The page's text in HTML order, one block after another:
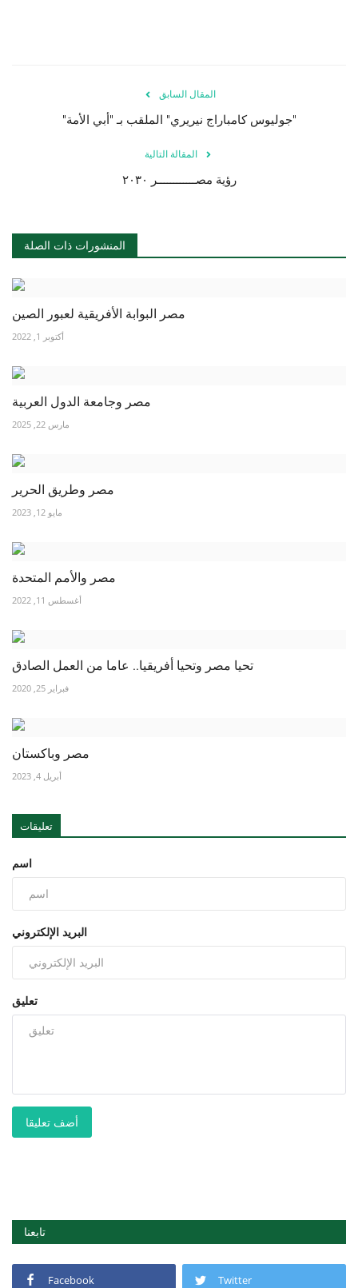
المقال السابق
"جوليوس كامباراج نيريري" الملقب بـ "أبي الأمة"
المقالة التالية
رؤية مصــــــــــــر ٢٠٣٠
المنشورات ذات الصلة
مصر البوابة الأفريقية لعبور الصين
أكتوبر 1, 2022
مصر وجامعة الدول العربية
مارس 22, 2025
مصر وطريق الحرير
مايو 12, 2023
مصر والأمم المتحدة
أغسطس 11, 2022
تحيا مصر وتحيا أفريقيا.. عاما من العمل الصادق
فبراير 25, 2020
مصر وباكستان
أبريل 4, 2023
تعليقات
اسم
البريد الإلكتروني
تعليق
أضف تعليقا
تابعنا
Facebook Twitter